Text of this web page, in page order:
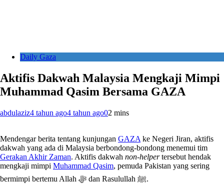
Daily Gaza
Aktifis Dakwah Malaysia Mengkaji Mimpi
Muhammad Qasim Bersama GAZA
abdulaziz4 tahun ago4 tahun ago02 mins
Mendengar berita tentang kunjungan GAZA ke Negeri Jiran, aktifis
dakwah yang ada di Malaysia berbondong-bondong menemui tim
Gerakan Akhir Zaman. Aktifis dakwah non-helpertersebut hendak
mengkaji mimpi Muhammad Qasim, pemuda Pakistan yang sering
bermimpi bertemu Allah ﷻ dan Rasulullah ﷺ.